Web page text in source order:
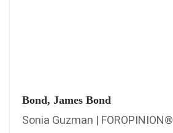
Bond, James Bond
Sonia Guzman | FOROPINION®